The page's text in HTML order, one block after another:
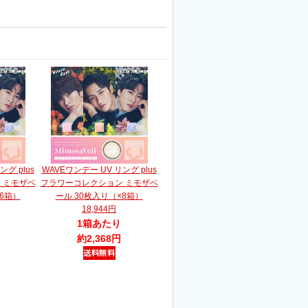
グ plus
ミモザベ
）
WAVEワンデー UV リング plus
フラワーコレクション ミモザベ
ール 30枚入り（×8箱）
18,944円
1箱あたり
約2,368円